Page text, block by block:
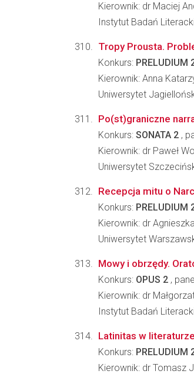
Kierownik: dr Maciej
Instytut Badań
Tropy Prousta.
Konkurs: PRELUDIUM
Kierownik: Anna
Uniwersytet
Po(st)graniczne
Konkurs: SONATA 2 ,
Kierownik: dr Paweł
Uniwersytet
Recepcja mitu o
Konkurs: PRELUDIUM
Kierownik: dr
Uniwersytet
Mowy i obrzędy.
Konkurs: OPUS 2 ,
Kierownik: dr
Instytut Badań
Latinitas w
Konkurs: PRELUDIUM
Kierownik: dr Tomasz